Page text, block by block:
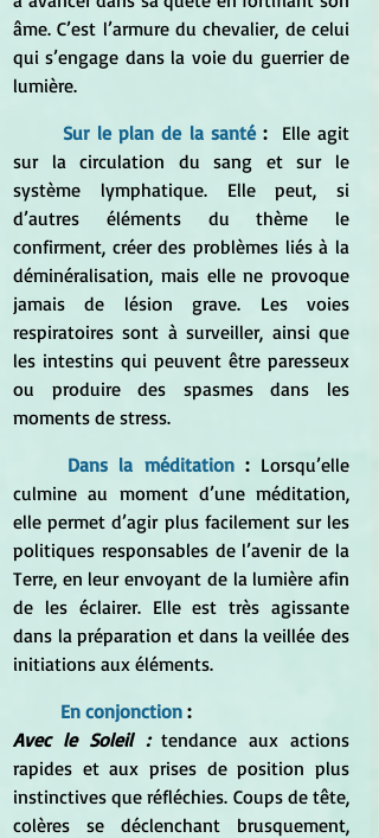
âme. C’est l’armure du chevalier, de celui
qui s’engage dans la voie du guerrier de
lumière.
Sur le plan de la santé :
Elle agit
sur la circulation du sang et sur le
système lymphatique. Elle peut, si
d’autres éléments du thème le
confirment, créer des problèmes liés à la
déminéralisation, mais elle ne provoque
jamais de lésion grave. Les voies
respiratoires sont à surveiller, ainsi que
les intestins qui peuvent être paresseux
ou produire des spasmes dans les
moments de stress.
Dans la méditation : Lorsqu’elle
culmine au moment d’une méditation,
elle permet d’agir plus facilement sur les
politiques responsables de l’avenir de la
Terre, en leur envoyant de la lumière afin
de les éclairer. Elle est très agissante
dans la préparation et dans la veillée des
initiations aux éléments.
En conjonction :
Avec le Soleil : tendance aux actions
rapides et aux prises de position plus
instinctives que réfléchies. Coups de tête,
colères se déclenchant brusquement,